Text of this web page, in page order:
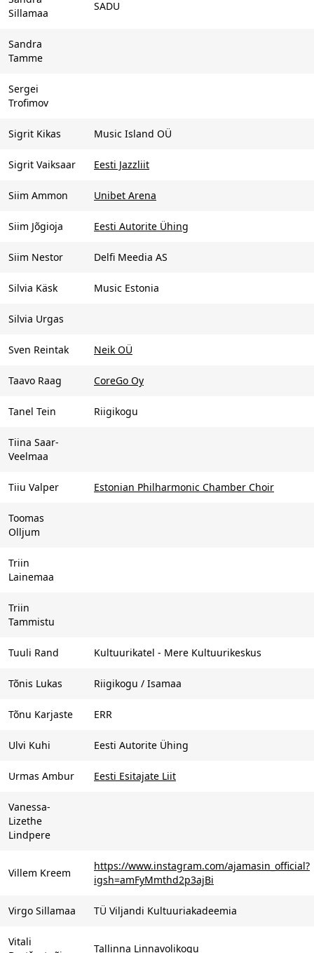
Sillamaa
SADU
Sandra
Tamme
Sergei
Trofimov
Sigrit Kikas Music Island OÜ
Sigrit Vaiksaar Eesti Jazzliit
Siim Ammon Unibet Arena
Siim Jõgioja Eesti Autorite Ühing
Siim Nestor Delfi Meedia AS
Silvia Käsk Music Estonia
Silvia Urgas
Sven Reintak Neik OÜ
Taavo Raag CoreGo Oy
Tanel Tein Riigikogu
Tiina Saar-
Veelmaa
Tiiu Valper Estonian Philharmonic Chamber Choir
Toomas
Olljum
Triin
Lainemaa
Triin
Tammistu
Tuuli Rand Kultuurikatel - Mere Kultuurikeskus
Tõnis Lukas Riigikogu / Isamaa
Tõnu Karjaste ERR
Ulvi Kuhi Eesti Autorite Ühing
Urmas Ambur Eesti Esitajate Liit
Vanessa-
Lizethe
Lindpere
Villem Kreem
https://www.instagram.com/ajamasin_official?
igsh=amFyMmthd2p3ajBi
Virgo Sillamaa TÜ Viljandi Kultuuriakadeemia
Vitali
Tallinna Linnavolikogu